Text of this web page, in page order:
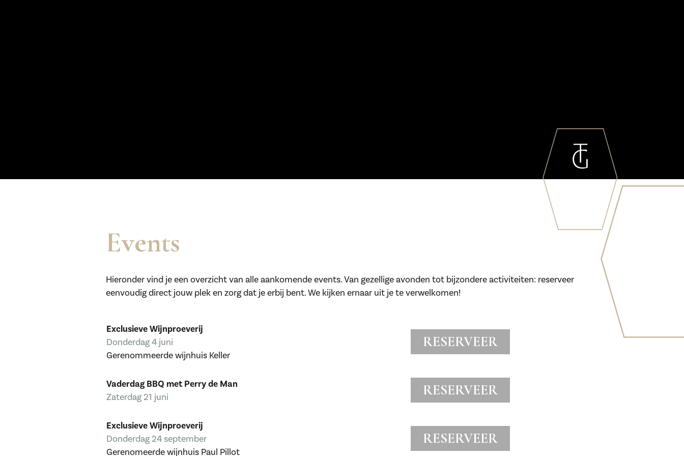
Events
Hieronder vind je een overzicht van alle aankomende events. Van gezellige avonden tot bijzondere activiteiten: reserveer
eenvoudig direct jouw plek en zorg dat je erbij bent. We kijken ernaar uit je te verwelkomen!
Exclusieve Wijnproeverij
Donderdag 4 juni
Gerenommeerde wijnhuis Keller
RESERVEER
Vaderdag BBQ met Perry de Man
Zaterdag 21 juni RESERVEER
Exclusieve Wijnproeverij
Donderdag 24 september
Gerenomeerde wijnhuis Paul Pillot
RESERVEER